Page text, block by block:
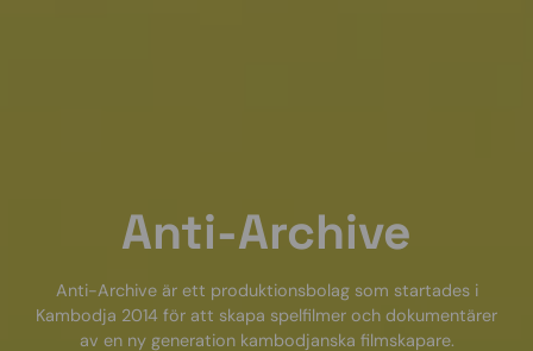
Anti-Archive
Anti-Archive är ett produktionsbolag som startades i
Kambodja 2014 för att skapa spelfilmer och dokumentärer
av en ny generation kambodjanska filmskapare.